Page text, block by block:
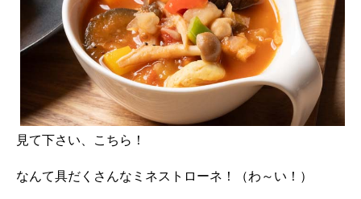
見て下さい、こちら！
なんて具だくさんなミネストローネ！（わ～い！）